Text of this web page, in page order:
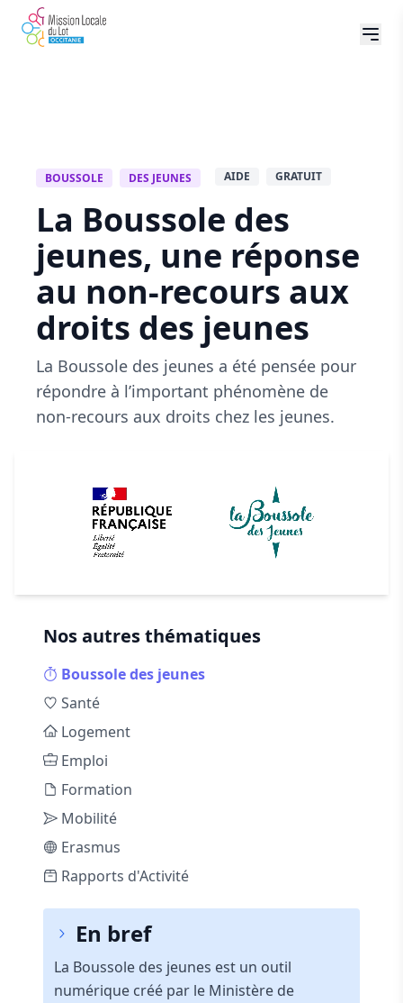
BOUSSOLE DES JEUNES AIDE GRATUIT
La Boussole des
jeunes, une réponse
au non-recours aux
droits des jeunes
La Boussole des jeunes a été pensée pour
répondre à l’important phénomène de
non-recours aux droits chez les jeunes.
Nos autres thématiques
Boussole des jeunes
Santé
Logement
Emploi
Formation
Mobilité
Erasmus
Rapports d'Activité
En bref
La Boussole des jeunes est un outil
numérique créé par le Ministère de